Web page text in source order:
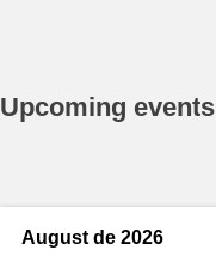
conhecimento
Upcoming events
August de 2026